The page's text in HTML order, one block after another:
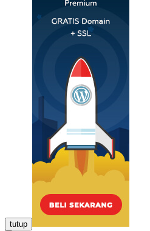
tutup